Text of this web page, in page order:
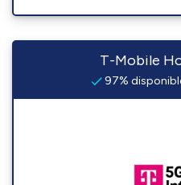
T-Mobile
97%